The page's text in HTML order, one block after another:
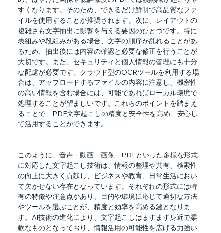
すくなります。そのため、できるだけ鮮明で高品質なファ
イルを使用することが推奨されます。次に、レイアウトの
複雑さも文字抽出に影響を与える要因のひとつです。特に
表組みや段組みがある場合、文字の順序が乱れることがあ
るため、抽出後には内容の確認と必要な修正を行うことが
大切です。また、セキュリティと個人情報の管理にも十分
な配慮が必要です。クラウド型のOCRツールを利用する場
合は、アップロードするファイルの内容に注意し、機密性
の高い情報を含む場合には、可能であればローカル環境で
処理することが望ましいです。これらのポイントを踏まえ
ることで、PDF文字起こしの精度と安全性を高め、安心し
て活用することができます。
このように、音声・動画・画像・PDFといった多様な形式
に対応した文字起こし技術は、情報の整理や共有、検索性
の向上に大きく貢献し、ビジネスや教育、日常生活におい
て欠かせない存在となっています。それぞれの形式には特
有の特徴や注意点があり、目的や環境に応じて適切な方法
やツールを選ぶことが、精度と効率を高める鍵となりま
す。AI技術の進化により、文字起こしはますます身近で柔
軟なものとなっており、情報活用の可能性を広げる力強い